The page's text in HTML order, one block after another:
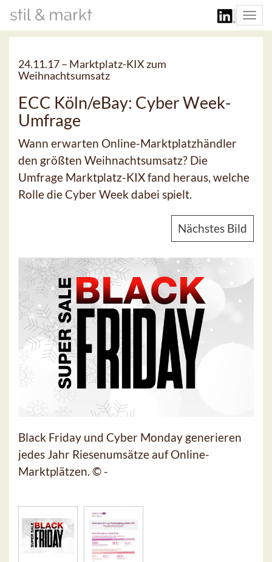
24.11.17 – Marktplatz-KIX zum
Weihnachtsumsatz
ECC Köln/eBay: Cyber Week-
Umfrage
Wann erwarten Online-Marktplatzhändler
den größten Weihnachtsumsatz? Die
Umfrage Marktplatz-KIX fand heraus, welche
Rolle die Cyber Week dabei spielt.
Nächstes Bild
Black Friday und Cyber Monday generieren
jedes Jahr Riesenumsätze auf Online-
Marktplätzen. © -